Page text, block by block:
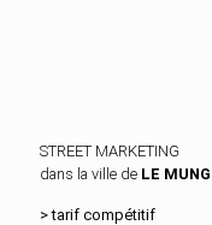
STREET MARKETING
dans la ville de LE MUNG
> tarif compétitif